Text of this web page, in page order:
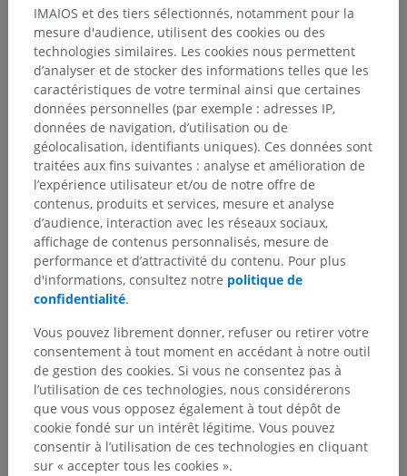
IMAIOS et des tiers sélectionnés, notamment pour la
mesure d'audience, utilisent des cookies ou des
technologies similaires. Les cookies nous permettent
d’analyser et de stocker des informations telles que les
caractéristiques de votre terminal ainsi que certaines
données personnelles (par exemple : adresses IP,
données de navigation, d’utilisation ou de
géolocalisation, identifiants uniques). Ces données sont
traitées aux fins suivantes : analyse et amélioration de
l’expérience utilisateur et/ou de notre offre de
contenus, produits et services, mesure et analyse
d’audience, interaction avec les réseaux sociaux,
affichage de contenus personnalisés, mesure de
performance et d’attractivité du contenu. Pour plus
d'informations, consultez notre politique de
confidentialité.
Vous pouvez librement donner, refuser ou retirer votre
consentement à tout moment en accédant à notre outil
de gestion des cookies. Si vous ne consentez pas à
l’utilisation de ces technologies, nous considérerons
que vous vous opposez également à tout dépôt de
cookie fondé sur un intérêt légitime. Vous pouvez
consentir à l’utilisation de ces technologies en cliquant
sur « accepter tous les cookies ».